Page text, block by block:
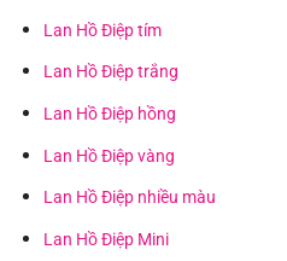
Lan Hồ Điệp tím
Lan Hồ Điệp trắng
Lan Hồ Điệp hồng
Lan Hồ Điệp vàng
Lan Hồ Điệp nhiều màu
Lan Hồ Điệp Mini